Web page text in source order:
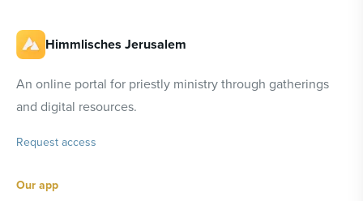
Himmlisches Jerusalem
An online portal for priestly ministry through gatherings
and digital resources.
Request access
Our app